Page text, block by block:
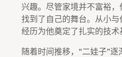
兴趣。尽管家境并不富裕
找到了自己的舞台。从小
经历为他奠定了扎实的技术
随着时间推移，“二娃子”